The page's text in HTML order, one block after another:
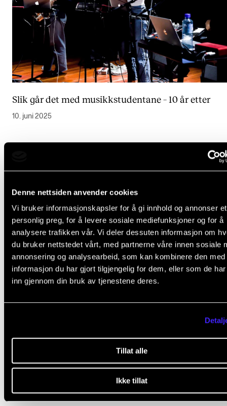
Denne nettsiden anvender cookies
Vi bruker informasjonskapsler for å gi innhold og annonser et
personlig preg, for å levere sosiale mediefunksjoner og for å
analysere trafikken vår. Vi deler dessuten informasjon om
du bruker nettstedet vårt, med partnerne våre innen sosiale
annonsering og analysearbeid, som kan kombinere den med
informasjon du har gjort tilgjengelig for dem, eller som de
inn gjennom din bruk av tjenestene deres.
Tillat alle
Ikke tillat
Slik går det med musikkstudentane – 10 år etter
10. juni 2025